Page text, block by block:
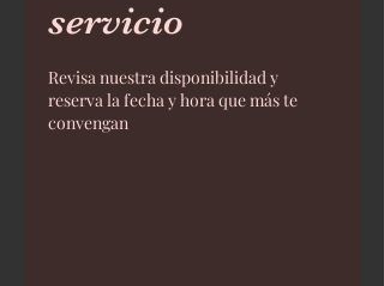
servicio
Revisa nuestra disponibilidad y
reserva la fecha y hora que más te
convengan